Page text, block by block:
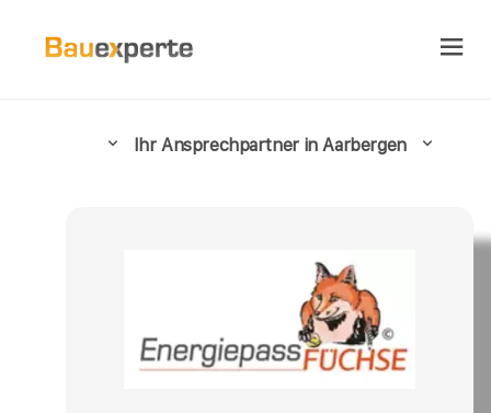
Ihr Ansprechpartner in Aarbergen